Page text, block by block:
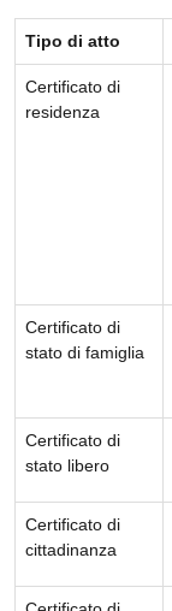
Tipo di atto
Certificato di
residenza
Certificato di
stato di famiglia
Certificato di
stato libero
Certificato di
cittadinanza